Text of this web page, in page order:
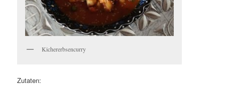
Kichererbsencurry
Zutaten: